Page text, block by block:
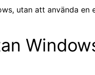
utan att använda en